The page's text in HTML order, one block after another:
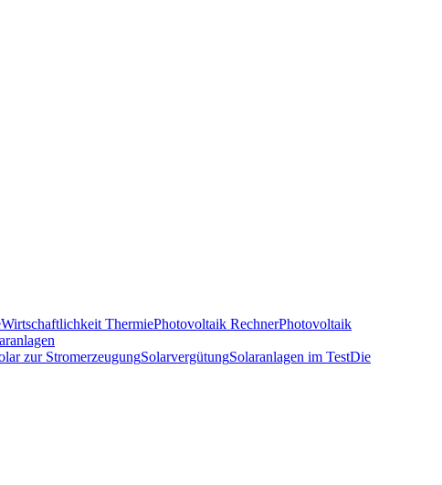
Wirtschaftlichkeit ThermiePhotovoltaik RechnerPhotovoltaik
zur StromerzeugungSolarvergütungSolaranlagen im TestDie